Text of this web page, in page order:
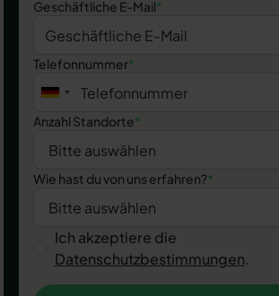
Geschäftliche E-Mail*
Telefonnummer*
Anzahl Standorte*
Wie hast du von uns erfahren?*
Ich akzeptiere die
Datenschutzbestimmungen.